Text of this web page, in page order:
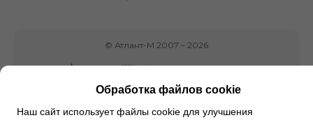
© Атлант-М 2007 – 2026
Обработка файлов cookie
Наш сайт использует файлы cookie для улучшения